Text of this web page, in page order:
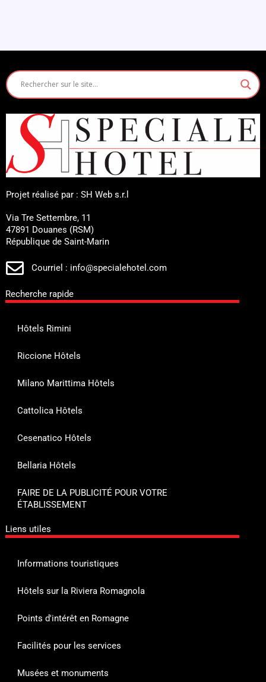
Projet réalisé par : SH Web s.r.l
Via Tre Settembre, 11
47891 Douanes (RSM)
République de Saint-Marin
Courriel : info@specialehotel.com
Recherche rapide
Hôtels Rimini
Riccione Hôtels
Milano Marittima Hôtels
Cattolica Hôtels
Cesenatico Hôtels
Bellaria Hôtels
FAIRE DE LA PUBLICITÉ POUR VOTRE
ÉTABLISSEMENT
Liens utiles
Informations touristiques
Hôtels sur la Riviera Romagnola
Points d'intérêt en Romagne
Facilités pour les services
Musées et monuments